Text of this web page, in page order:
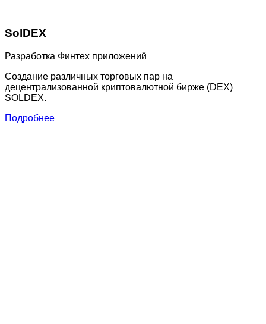
SolDEX
Разработка Финтех приложений
Создание различных торговых пар на
децентрализованной криптовалютной бирже (DEX)
SOLDEX.
Подробнее